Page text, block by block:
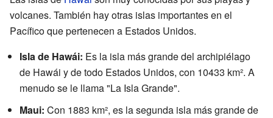
volcanes. También hay otras islas importantes en el
Pacífico que pertenecen a Estados Unidos.
Isla de Hawái: Es la isla más grande del archipiélago
de Hawái y de todo Estados Unidos, con 10433 km². A
menudo se le llama "La Isla Grande".
Maui: Con 1883 km², es la segunda isla más grande de